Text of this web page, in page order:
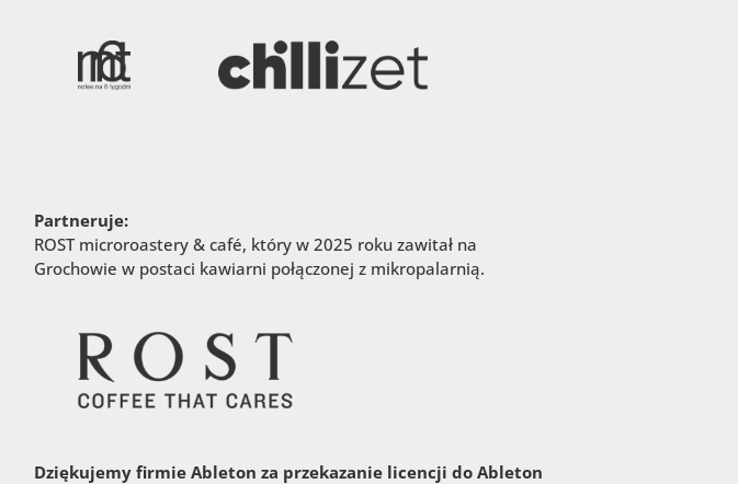
Partneruje:
ROST microroastery & café, który w 2025 roku zawitał na
Grochowie w postaci kawiarni połączonej z mikropalarnią.
Dziękujemy firmie Ableton za przekazanie licencji do Ableton